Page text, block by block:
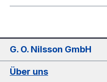
G. O. Nilsson GmbH
Über uns